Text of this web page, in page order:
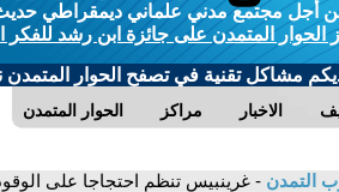
أجل مجتمع مدني علماني ديمقراطي حديث
الحوار المتمدن على جائزة ابن رشد للفكر
مشاكل تقنية في تصفح الحوار المتمدن
الحوار المتمدن مراكز الاخبار
التمدن - غرينبيس تنظم احتجاجا على